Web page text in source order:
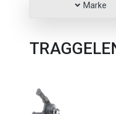
Marke